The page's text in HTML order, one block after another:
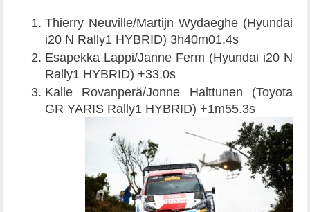
Thierry Neuville/Martijn Wydaeghe (Hyundai
i20 N Rally1 HYBRID) 3h40m01.4s
Esapekka Lappi/Janne Ferm (Hyundai i20 N
Rally1 HYBRID) +33.0s
Kalle Rovanperä/Jonne Halttunen (Toyota
GR YARIS Rally1 HYBRID) +1m55.3s